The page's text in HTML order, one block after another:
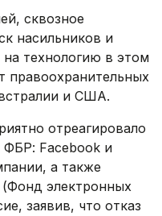
сквозное
насильников и
технологию в этом
правоохранительных
и США.
отреагировало
ФБР: Facebook и
а также
электронных
заявив, что отказ